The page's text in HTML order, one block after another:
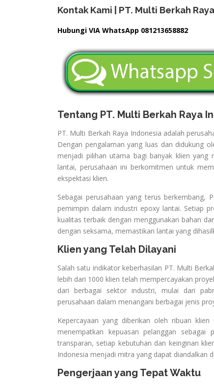
Kontak Kami | PT. Multi Berkah
Hubungi VIA WhatsApp 081213658882
Tentang PT. Multi Berkah Raya
PT. Multi Berkah Raya Indonesia adalah
Dengan pengalaman yang luas dan didukung
menjadi pilihan utama bagi banyak klien yang
lantai, perusahaan ini berkomitmen untuk
ekspektasi klien.
Sebagai perusahaan yang terus berkembang,
pemimpin dalam industri epoxy lantai. Setiap
kualitas terbaik dengan menggunakan bahan
dengan seksama, memastikan lantai yang
Klien yang Telah Dilayani
Salah satu indikator keberhasilan PT. Multi
lebih dari 1000 klien telah mempercayakan
dari berbagai sektor industri, mulai dari
perusahaan dalam menangani berbagai jenis
Kepercayaan yang diberikan oleh ribuan
menempatkan kepuasan pelanggan
transparan, setiap kebutuhan dan keinginan
Indonesia menjadi mitra yang dapat diandalkan
Pengerjaan yang Tepat Waktu